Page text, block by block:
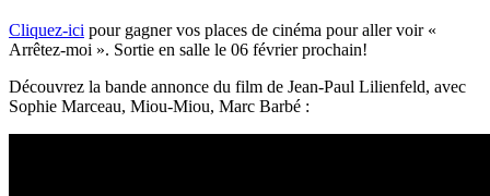
Cliquez-ici pour gagner vos places de cinéma pour aller voir «
Arrêtez-moi ». Sortie en salle le 06 février prochain!
Découvrez la bande annonce du film de Jean-Paul Lilienfeld, avec
Sophie Marceau, Miou-Miou, Marc Barbé :